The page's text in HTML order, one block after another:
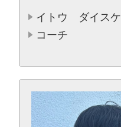
イトウ ダイスケ
コーチ